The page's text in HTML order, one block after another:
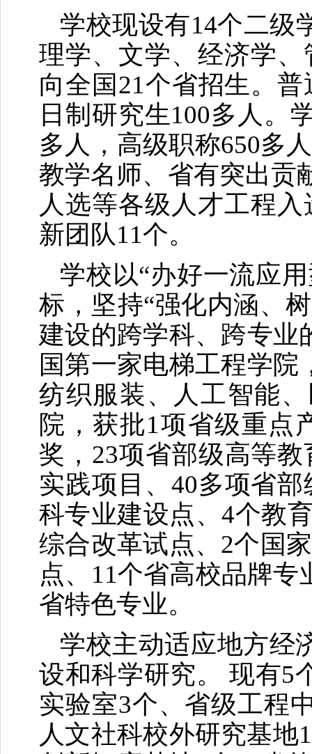
学校现设有14个二级
理学、文学、经济学
向全国21个省招生。
日制研究生100多人。
多人，高级职称650多
教学名师、省有突出贡
人选等各级人才工程
新团队11个。
学校以“办好一流应
标，坚持“强化内涵、
建设的跨学科、跨专业
国第一家电梯工程学
纺织服装、人工智能
院，获批1项省级重点
奖，23项省部级高等
实践项目、40多项省
科专业建设点、4个教
综合改革试点、2个国
点、11个省高校品牌
省特色专业。
学校主动适应地方经
设和科学研究。 现有5
实验室3个、省级工程
人文社科校外研究基